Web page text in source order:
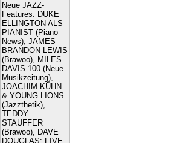
Neue JAZZ-
Features: DUKE
ELLINGTON ALS
PIANIST (Piano
News), JAMES
BRANDON LEWIS
(Brawoo), MILES
DAVIS 100 (Neue
Musikzeitung),
JOACHIM KÜHN
& YOUNG LIONS
(Jazzthetik),
TEDDY
STAUFFER
(Brawoo), DAVE
DOUGLAS: FIVE